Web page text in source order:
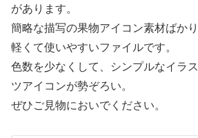
があります。
簡略な描写の果物アイコン素材ばか
軽くて使いやすいファイルです。
色数を少なくして、シンプルなイラ
ツアイコンが勢ぞろい。
ぜひご見物においでください。